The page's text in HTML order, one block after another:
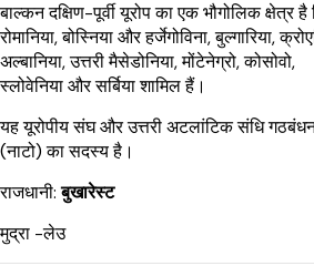
बाल्कन दक्षिण-पूर्वी यूरोप का एक भौगोलिक क्षेत्र
रोमानिया, बोस्निया और हर्जेगोविना, बुल्गारिया,
अल्बानिया, उत्तरी मैसेडोनिया, मोंटेनेग्रो, कोसोवो,
स्लोवेनिया और सर्बिया शामिल हैं।
यह यूरोपीय संघ और उत्तरी अटलांटिक संधि
(नाटो) का सदस्य है।
राजधानी:बुखारेस्ट
मुद्रा -लेउ